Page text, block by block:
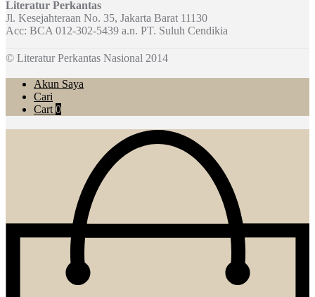
Literatur Perkantas
Jl. Kesejahteraan No. 35, Jakarta Barat 11130
Acc: BCA 012-302-5439 a.n. PT. Suluh Cendikia
© Literatur Perkantas Nasional 2014
Akun Saya
Cari
Cart 0